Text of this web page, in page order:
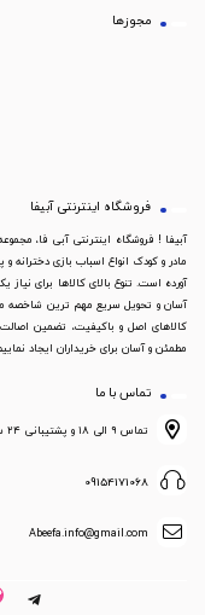
مجوزها
فروشگاه اینترنتی آبیفا
آبیفا ! فروشگاه اینترنتی آبی فا،
مادر و کودک انواع اسباب بازی
آورده است. تنوع بالای کالاها برای
آسان و تحویل سریع مهم ترین شاخصه
مطمئن و آسان برای خریداران ایجاد
تماس با ما
تماس ۹ الی ۱۸ و پشتیبانی ۲۴ ساعته واتساپ
09154171068
Abeefa.info@gmail.com